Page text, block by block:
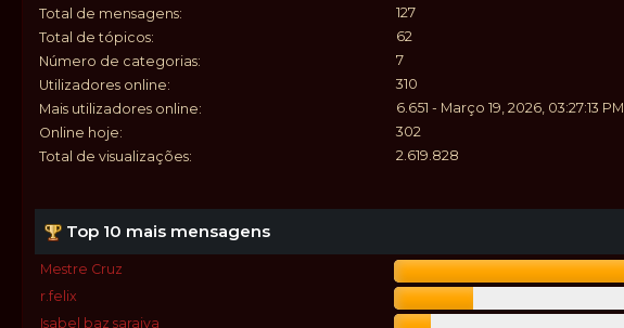
Total de mensagens:
127
Total de tópicos:
62
Número de categorias:
7
Utilizadores online:
310
Mais utilizadores online:
6.651 - Março 19, 2026, 03:27:13 PM
Online hoje:
302
Total de visualizações:
2.619.828
Top 10 mais mensagens
Mestre Cruz
r.felix
Isabel baz saraiva